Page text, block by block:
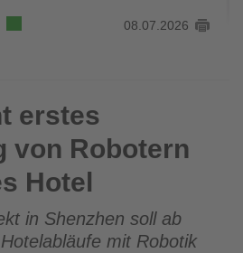
08.07.2026
von Robotern betriebenes
erstes
von Robotern
Hotel
in Shenzhen soll ab
mit Robotik